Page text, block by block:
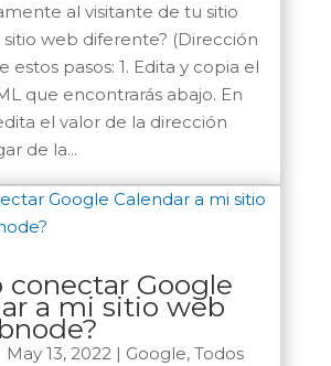
al visitante de tu sitio
web diferente? (Dirección
estos pasos: 1. Edita y copia el
que encontrarás abajo. En
el valor de la dirección
de la...
conectar Google
a mi sitio web
May 13, 2022| Google, Todos